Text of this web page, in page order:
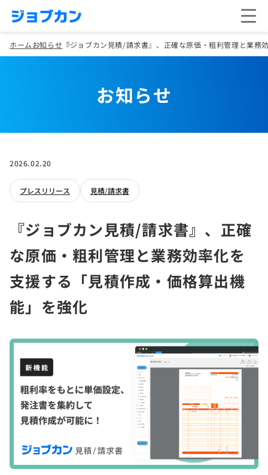
ホームお知らせ 『ジョブカン見積/請求書』、正確な原価・粗利管理と業
お知らせ
2026.02.20
プレスリリース 見積/請求書
『ジョブカン見積/請求書』、正確
な原価・粗利管理と業務効率化を
支援する「見積作成・価格算出機
能」を強化